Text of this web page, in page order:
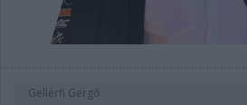
Gellérfi Gergő